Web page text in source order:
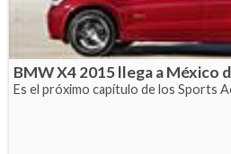
BMW X4 2015 llega a México
Es el próximo capítulo de los Sports